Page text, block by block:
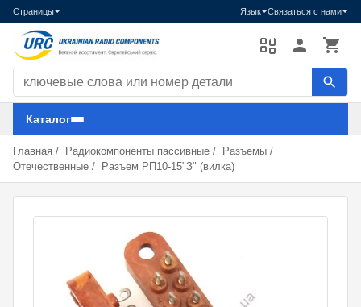
Страницы Язык Связаться с нами
Каталог
Главная / Радиокомпоненты пассивные / Разъемы /
Отечественные / Разъем РП10-15"З" (вилка)